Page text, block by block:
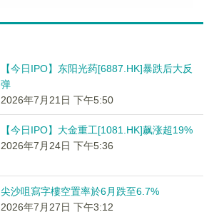
【今日IPO】东阳光药[6887.HK]暴跌后大反
弹
2026年7月21日 下午5:50
【今日IPO】大金重工[1081.HK]飙涨超19%
2026年7月24日 下午5:36
尖沙咀寫字樓空置率於6月跌至6.7%
2026年7月27日 下午3:12